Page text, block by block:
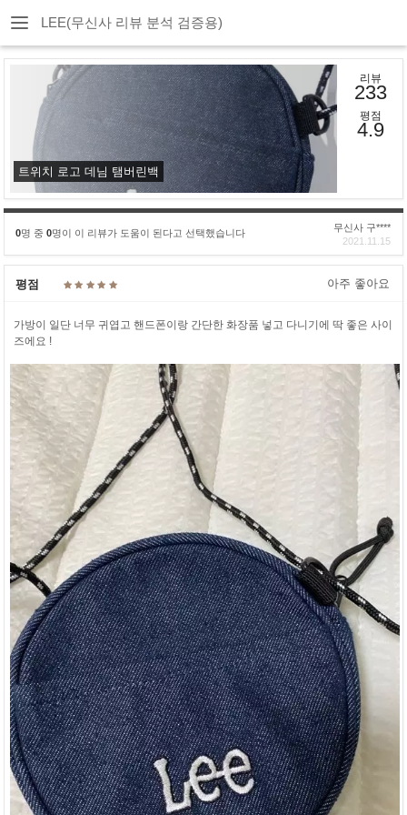
LEE(무신사 리뷰 분석 검증용)
트위치 로고 데님 탬버린백
리뷰
233
평점
4.9
0명 중 0명이 이 리뷰가 도움이 된다고 선택했습니다
무신사 구****
2021.11.15
평점 아주 좋아요
가방이 일단 너무 귀엽고 핸드폰이랑 간단한 화장품 넣고 다니기에 딱 좋은 사이
즈에요 !